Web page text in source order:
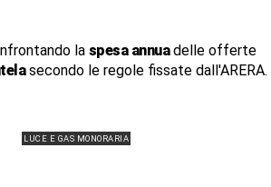
la spesa annuadelle offerte
secondo le regole fissate dall'ARERA.
LUCE E GAS MONORARIA